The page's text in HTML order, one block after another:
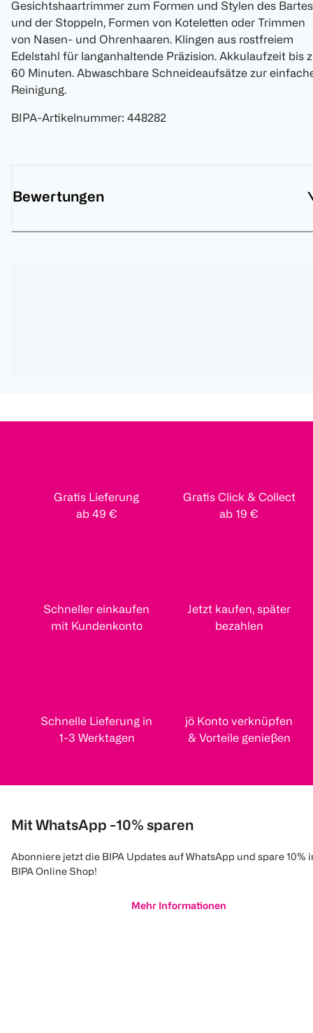
Gesichtshaartrimmer zum Formen und Stylen des Bartes
und der Stoppeln, Formen von Koteletten oder Trimmen
von Nasen- und Ohrenhaaren. Klingen aus rostfreiem
Edelstahl für langanhaltende Präzision. Akkulaufzeit bis
60 Minuten. Abwaschbare Schneideaufsätze zur
Reinigung.
BIPA-Artikelnummer: 448282
Bewertungen
Gratis Lieferung
ab 49 €
Gratis Click & Collect
ab 19 €
Schneller einkaufen
mit Kundenkonto
Jetzt kaufen, später
bezahlen
Schnelle Lieferung in
1-3 Werktagen
jö Konto verknüpfen
& Vorteile genießen
Mit WhatsApp -10% sparen
Abonniere jetzt die BIPA Updates auf WhatsApp und spare 10%
BIPA Online Shop!
Mehr Informationen